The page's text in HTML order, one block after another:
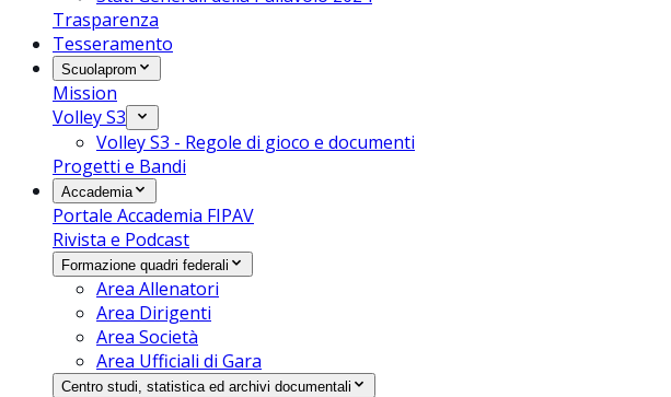
Trasparenza
Tesseramento
Scuolaprom
Mission
Volley S3
Volley S3 - Regole di gioco e documenti
Progetti e Bandi
Accademia
Portale Accademia FIPAV
Rivista e Podcast
Formazione quadri federali
Area Allenatori
Area Dirigenti
Area Società
Area Ufficiali di Gara
Centro studi, statistica ed archivi documentali